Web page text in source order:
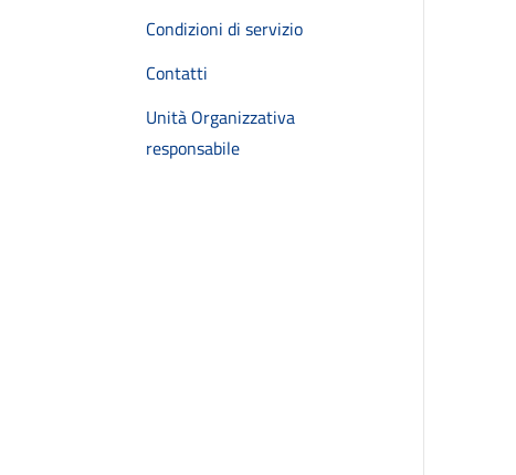
Condizioni di servizio
Contatti
Unità Organizzativa
responsabile